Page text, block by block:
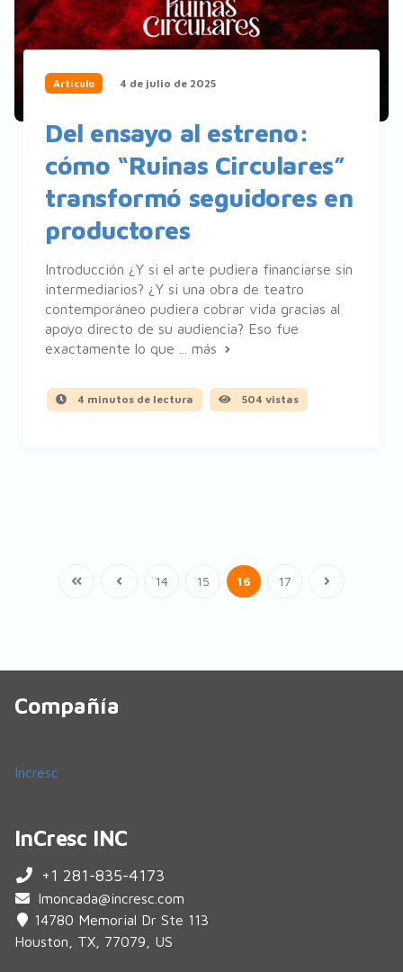
Artículo 4 de julio de 2025
Del ensayo al estreno:
cómo “Ruinas Circulares”
transformó seguidores en
productores
Introducción ¿Y si el arte pudiera financiarse sin
intermediarios? ¿Y si una obra de teatro
contemporáneo pudiera cobrar vida gracias al
apoyo directo de su audiencia? Eso fue
exactamente lo que ... más
4 minutos de lectura 504 vistas
14 15 16 17
Compañía
Incresc
InCresc INC
+1 281-835-4173
lmoncada@incresc.com
14780 Memorial Dr Ste 113
Houston, TX, 77079, US